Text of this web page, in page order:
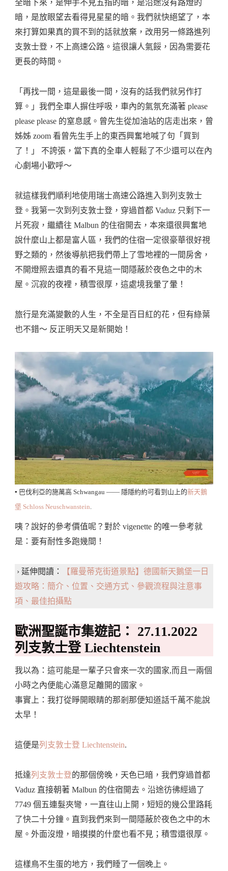
全暗下來，是伸手不見五指的暗，是沿途沒有路燈的
暗，是放眼望去看得見星星的暗。我們就快絕望了，本
來打算如果真的買不到的話就放棄，改用另一條路進列
支敦士登，不上高速公路。這很讓人氣餒，因為需要花
更長的時間。
「再找一間，這是最後一間，沒有的話我們就另作打
算。」我們全車人摒住呼吸，車內的氣氛充滿著 please
please please 的窒息感。曾先生從加油站的店走出來，曾
姊姊 zoom 看曾先生手上的東西興奮地喊了句「買到
了！」 不誇張，當下真的全車人輕鬆了不少還可以在內
心劇場小歡呼～
就這樣我們順利地使用瑞士高速公路進入到列支敦士
登。我第一次到列支敦士登，穿過首都 Vaduz 只剩下一
片死寂，繼續往 Malbun 的住宿開去，本來還很興奮地
說什麼山上都是富人區，我們的住宿一定很豪華很好視
野之類的，然後導航把我們帶上了雪地裡的一間房舍，
不開燈照去還真的看不見這一間隱蔽於夜色之中的木
屋。沉寂的夜裡，積雪很厚，這處境我暈了暈！
旅行是充滿變數的人生，不全是百日紅的花，但有綠葉
也不錯～ 反正明天又是新開始！
▪️ 巴伐利亞的施萬高 Schwangau —— 隱隱約約可看到山上的新天鵝
堡 Schloss Neuschwanstein.
咦？說好的參考價值呢？對於 vigenette 的唯一參考就
是：要有耐性多跑幾間！
› 延伸閱讀：
【羅曼蒂克街道景點】德國新天鵝堡一日
遊攻略：簡介、位置、交通方式、參觀流程與注意事
項、最佳拍攝點
歐洲聖誕市集遊記： 27.11.2022
列支敦士登 Liechtenstein
我以為：這可能是一輩子只會來一次的國家,而且一兩個
小時之內便能心滿意足離開的國家。
事實上：我打從睜開眼睛的那剎那便知道話千萬不能說
太早！
這便是列支敦士登 Liechtenstein.
抵達列支敦士登的那個傍晚，天色已暗，我們穿過首都
Vaduz 直接朝著 Malbun 的住宿開去。沿途彷彿經過了
7749 個五連髮夾彎，一直往山上開，短短的幾公里路耗
了快二十分鐘。直到我們來到一間隱蔽於夜色之中的木
屋。外面沒燈，暗摸摸的什麼也看不見；積雪還很厚。
這樣鳥不生蛋的地方，我們睡了一個晚上。